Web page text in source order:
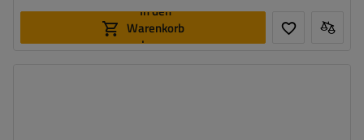
In den
Warenkorb
legen